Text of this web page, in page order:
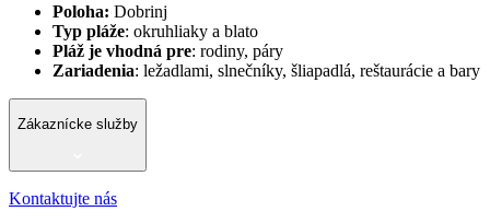
Poloha: Dobrinj
Typ pláže: okruhliaky a blato
Pláž je vhodná pre: rodiny, páry
Zariadenia: ležadlami, slnečníky, šliapadlá, reštaurácie a bary
Zákaznícke služby
Kontaktujte nás